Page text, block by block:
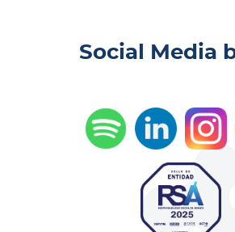
Social Media